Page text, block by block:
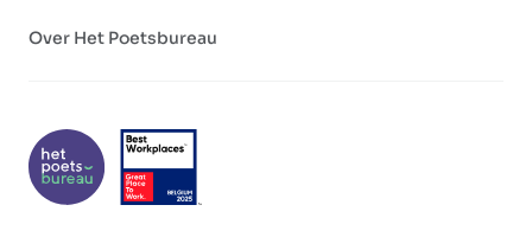
Over Het Poetsbureau